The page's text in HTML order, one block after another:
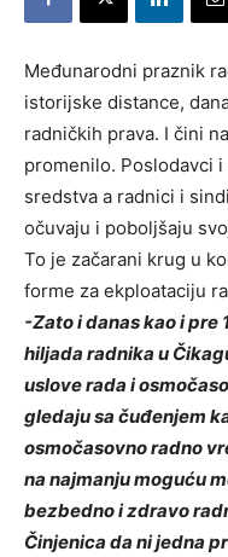
Međunarodni praznik
istorijske distance,
radničkih prava. I čini
promenilo. Poslodavci
sredstva a radnici i
očuvaju i poboljšaju
To je začarani krug u
forme za ekploataciju
-Zato i danas kao i pre
hiljada radnika u
uslove rada i
gledaju sa čuđenjem
osmočasovno radno
na najmanju moguću
bezbedno i zdravo
Činjenica da ni jedna